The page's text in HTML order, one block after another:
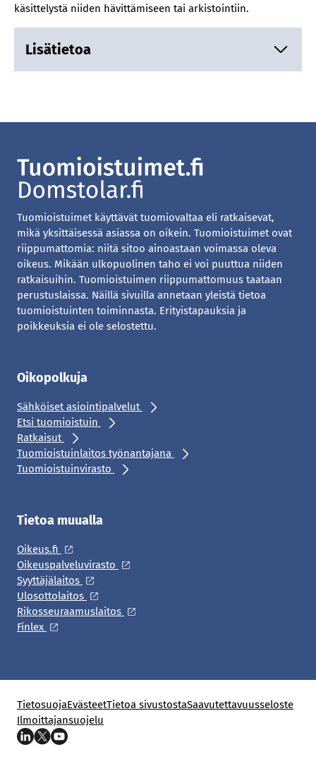
käsittelystä niiden hävittämiseen tai arkistointiin.
Lisätietoa
Tuomioistuimet käyttävät tuomiovaltaa eli ratkaisevat,
mikä yksittäisessä asiassa on oikein. Tuomioistuimet ovat
riippumattomia: niitä sitoo ainoastaan voimassa oleva
oikeus. Mikään ulkopuolinen taho ei voi puuttua niiden
ratkaisuihin. Tuomioistuimen riippumattomuus taataan
perustuslaissa. Näillä sivuilla annetaan yleistä tietoa
tuomioistuinten toiminnasta. Erityistapauksia ja
poikkeuksia ei ole selostettu.
Oikopolkuja
Sähköiset asiointipalvelut
Etsi tuomioistuin
Ratkaisut
Tuomioistuinlaitos työnantajana
Tuomioistuinvirasto
Tietoa muualla
Oikeus.fi
Oikeuspalveluvirasto
Syyttäjälaitos
Ulosottolaitos
Rikosseuraamuslaitos
Finlex
TietosuojaEvästeetTietoa sivustostaSaavutettavuusseloste
Ilmoittajansuojelu